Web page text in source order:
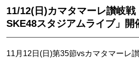
11/12(日)カマタマーレ讃岐
SKE48スタジアムライブ」開
11月12日(日)第35節vsカマタマーレ